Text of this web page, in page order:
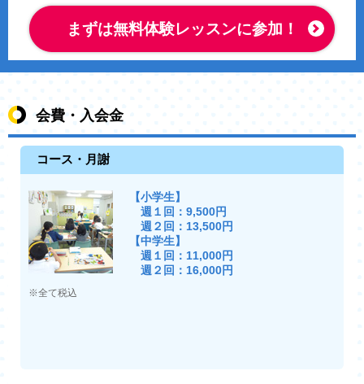
まずは無料体験レッスンに参加！
会費・入会金
コース・月謝
【小学生】
週１回：9,500円
週２回：13,500円
【中学生】
週１回：11,000円
週２回：16,000円
※全て税込